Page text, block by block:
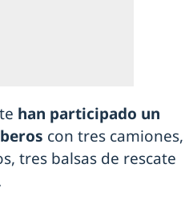
han participado un
con tres camiones,
tres balsas de rescate